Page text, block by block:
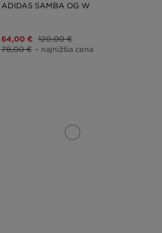
ADIDAS SAMBA OG W
64,00 € 120,00 €
78,00 € – najnižšia cena